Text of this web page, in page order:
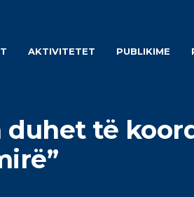
AKTIVITETET PUBLIKIME
duhet të